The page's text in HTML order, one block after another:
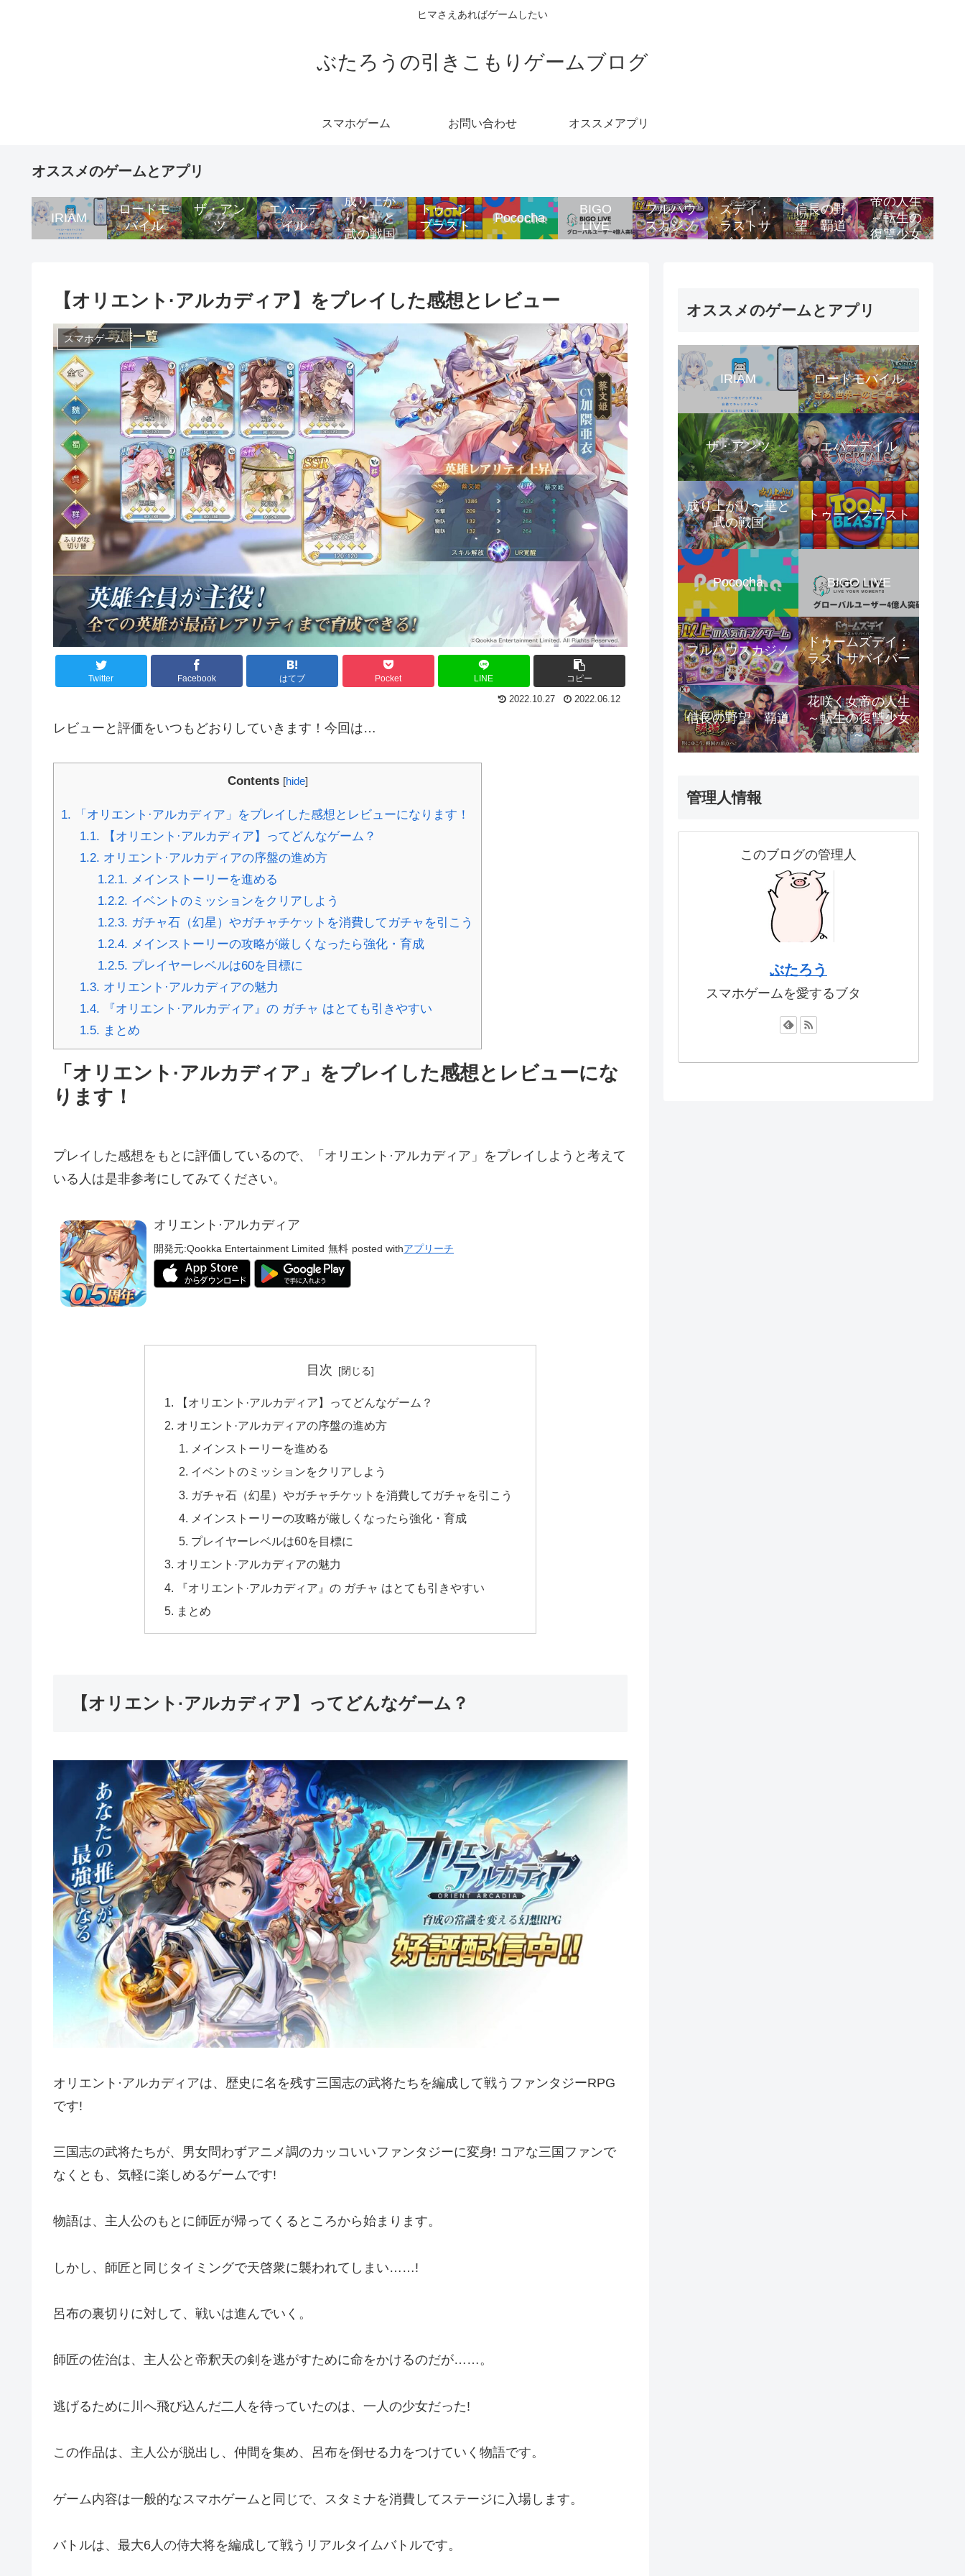
ヒマさえあればゲームしたい
ぶたろうの引きこもりゲームブログ
スマホゲーム お問い合わせ オススメアプリ
オススメのゲームとアプリ
IRIAM
ロードモ
バイル
ザ・アン
ツ
エバーテ
イル
成り上が
り〜華と
武の戦国
トゥーン
ブラスト
Pococha
BIGO
LIVE
フルハウ
スカジノ
ズデイ：
ラストサ
バイバー
信長の野
望 覇道
帝の人生
～転生の
復讐少女
【オリエント·アルカディア】をプレイした感想とレビュー
スマホゲーム
Twitter Facebook はてブ Pocket LINE コピー
2022.10.27 2022.06.12
レビューと評価をいつもどおりしていきます！今回は…
Contents [hide]
1. 「オリエント·アルカディア」をプレイした感想とレビューになります！
1.1. 【オリエント·アルカディア】ってどんなゲーム？
1.2. オリエント·アルカディアの序盤の進め方
1.2.1. メインストーリーを進める
1.2.2. イベントのミッションをクリアしよう
1.2.3. ガチャ石（幻星）やガチャチケットを消費してガチャを引こう
1.2.4. メインストーリーの攻略が厳しくなったら強化・育成
1.2.5. プレイヤーレベルは60を目標に
1.3. オリエント·アルカディアの魅力
1.4. 『オリエント·アルカディア』の ガチャ はとても引きやすい
1.5. まとめ
「オリエント·アルカディア」をプレイした感想とレビューにな
ります！
プレイした感想をもとに評価しているので、「オリエント·アルカディア」をプレイしようと考えて
いる人は是非参考にしてみてください。
オリエント·アルカディア
開発元:Qookka Entertainment Limited 無料 posted withアプリーチ
目次
【オリエント·アルカディア】ってどんなゲーム？
オリエント·アルカディアの序盤の進め方
メインストーリーを進める
イベントのミッションをクリアしよう
ガチャ石（幻星）やガチャチケットを消費してガチャを引こう
メインストーリーの攻略が厳しくなったら強化・育成
プレイヤーレベルは60を目標に
オリエント·アルカディアの魅力
『オリエント·アルカディア』の ガチャ はとても引きやすい
まとめ
【オリエント·アルカディア】ってどんなゲーム？
オリエント·アルカディアは、歴史に名を残す三国志の武将たちを編成して戦うファンタジーRPG
です!
三国志の武将たちが、男女問わずアニメ調のカッコいいファンタジーに変身! コアな三国ファンで
なくとも、気軽に楽しめるゲームです!
物語は、主人公のもとに師匠が帰ってくるところから始まります。
しかし、師匠と同じタイミングで天啓衆に襲われてしまい……!
呂布の裏切りに対して、戦いは進んでいく。
師匠の佐治は、主人公と帝釈天の剣を逃がすために命をかけるのだが……。
逃げるために川へ飛び込んだ二人を待っていたのは、一人の少女だった!
この作品は、主人公が脱出し、仲間を集め、呂布を倒せる力をつけていく物語です。
ゲーム内容は一般的なスマホゲームと同じで、スタミナを消費してステージに入場します。
バトルは、最大6人の侍大将を編成して戦うリアルタイムバトルです。
オススメのゲームとアプリ
IRIAM ロードモバイル
ザ・アンツ エバーテイル
成り上がり〜華と
武の戦国
トゥーンブラスト
Pococha BIGO LIVE
フルハウスカジノ
ドゥームズデイ：
ラストサバイバー
信長の野望 覇道
花咲く女帝の人生
～転生の復讐少女
～
管理人情報
このブログの管理人
ぶたろう
スマホゲームを愛するブタ